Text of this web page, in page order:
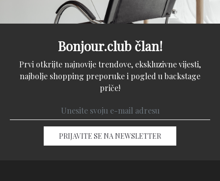
Bonjour.club član!
Prvi otkrijte najnovije trendove, ekskluzivne vijesti,
najbolje shopping preporuke i pogled u backstage
priče!
PRIJAVITE SE NA NEWSLETTER